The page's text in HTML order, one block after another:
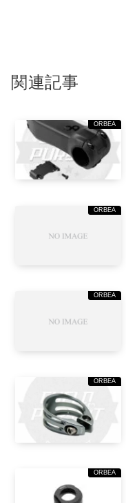
関連記事
ORBEA
ORBEA
ORBEA
ORBEA
ORBEA